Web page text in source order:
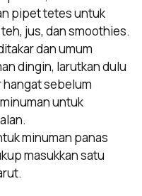
pipet tetes untuk
jus, dan smoothies.
dan umum
dingin, larutkan dulu
sebelum
untuk
minuman panas
masukkan satu